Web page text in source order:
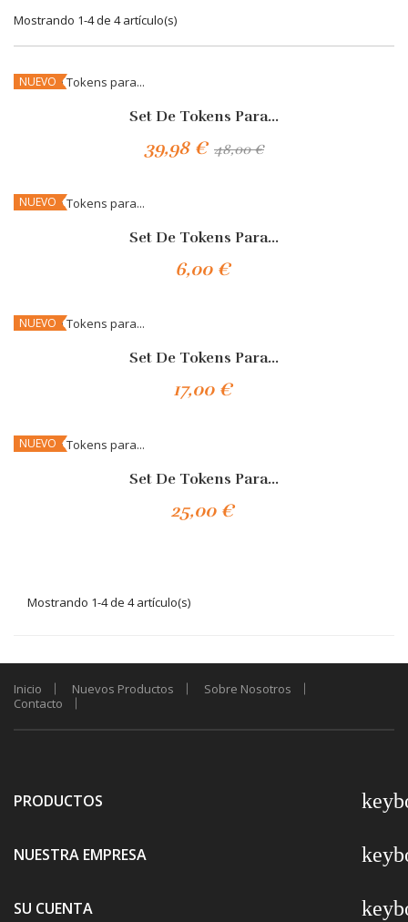
Mostrando 1-4 de 4 artículo(s)
NUEVO
Set De Tokens Para...
39,98 € 48,00 €
NUEVO
Set De Tokens Para...
6,00 €
NUEVO
Set De Tokens Para...
17,00 €
NUEVO
Set De Tokens Para...
25,00 €
Mostrando 1-4 de 4 artículo(s)
Inicio Nuevos Productos
Sobre Nosotros
Contacto
PRODUCTOS
NUESTRA EMPRESA
SU CUENTA